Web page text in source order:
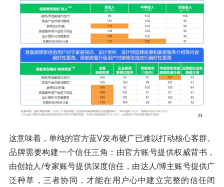
这意味着，单纯的官方蓝V发布硬广已难以打动核心客群。
品牌需要构建一个信任三角：由官方账号提供权威背书，
由创始人/专家账号提供深度信任，由达人/博主账号提供广
泛种草，三者协同，才能在用户心中建立完整的信任闭